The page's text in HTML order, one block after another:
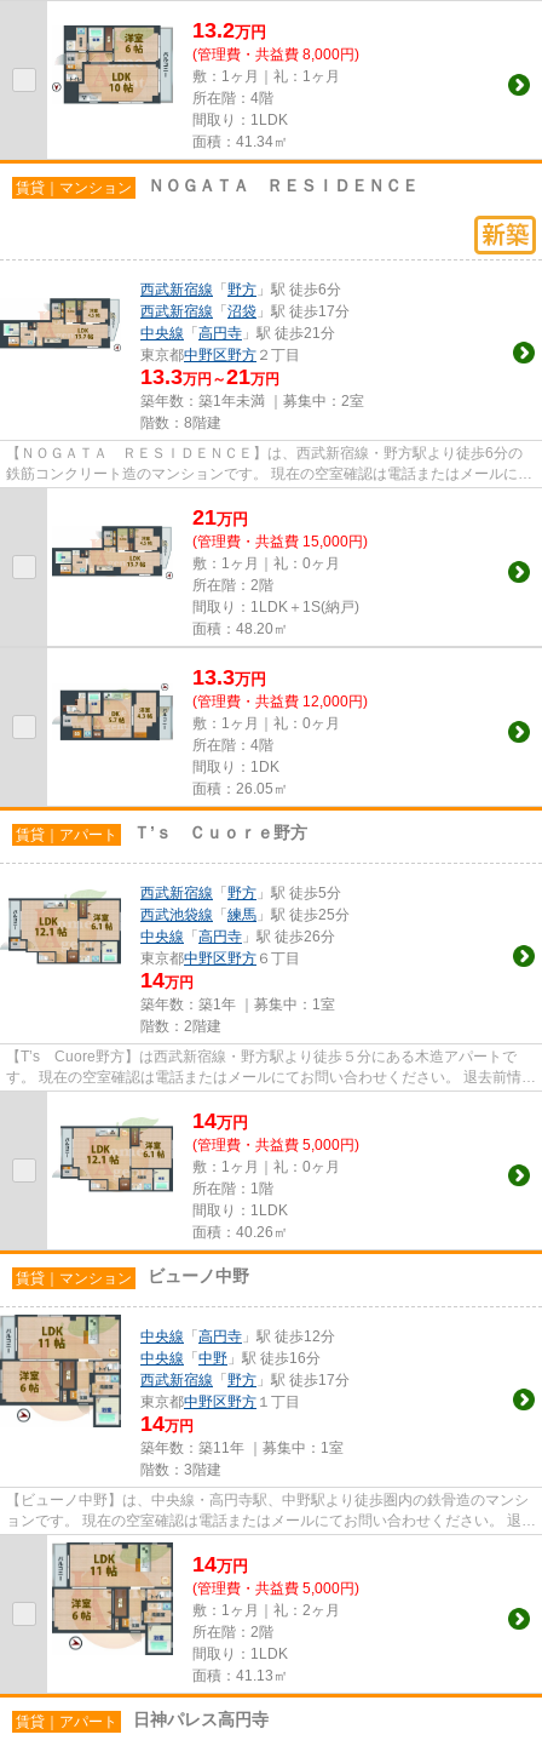
13.2万円
(管理費・共益費 8,000円)
敷：1ヶ月｜礼：1ヶ月
所在階：4階
間取り：1LDK
面積：41.34㎡
賃貸｜マンション ＮＯＧＡＴＡ ＲＥＳＩＤＥＮＣＥ
西武新宿線 「 野方 」駅 徒歩6分
西武新宿線 「 沼袋 」駅 徒歩17分
中央線 「 高円寺 」駅 徒歩21分
東京都中野区野方 ２丁目
13.3万円～21万円
築年数：築1年未満 ｜募集中： 2室
階数：8階建
【ＮＯＧＡＴＡ ＲＥＳＩＤＥＮＣＥ】は、西武新宿線・野方駅より徒歩6分の
鉄筋コンクリート造のマンションです。 現在の空室確認は電話またはメールにて
21万円
(管理費・共益費 15,000円)
敷：1ヶ月｜礼：0ヶ月
所在階：2階
間取り：1LDK＋1S(納戸)
面積：48.20㎡
13.3万円
(管理費・共益費 12,000円)
敷：1ヶ月｜礼：0ヶ月
所在階：4階
間取り：1DK
面積：26.05㎡
賃貸｜アパート Ｔ’ｓ Ｃｕｏｒｅ野方
西武新宿線 「 野方 」駅 徒歩5分
西武池袋線 「 練馬 」駅 徒歩25分
中央線 「 高円寺 」駅 徒歩26分
東京都中野区野方 ６丁目
14万円
築年数：築1年 ｜募集中： 1室
階数：2階建
【T’s Cuore野方】は西武新宿線・野方駅より徒歩５分にある木造アパートで
す。 現在の空室確認は電話またはメールにてお問い合わせください。 退去前情報
14万円
(管理費・共益費 5,000円)
敷：1ヶ月｜礼：0ヶ月
所在階：1階
間取り：1LDK
面積：40.26㎡
賃貸｜マンション ビューノ中野
中央線 「 高円寺 」駅 徒歩12分
中央線 「 中野 」駅 徒歩16分
西武新宿線 「 野方 」駅 徒歩17分
東京都中野区野方 １丁目
14万円
築年数：築11年 ｜募集中： 1室
階数：3階建
【ビューノ中野】は、中央線・高円寺駅、中野駅より徒歩圏内の鉄骨造のマンシ
ョンです。 現在の空室確認は電話またはメールにてお問い合わせください。 退去
前情報を含めきちんと確認...
14万円
(管理費・共益費 5,000円)
敷：1ヶ月｜礼：2ヶ月
所在階：2階
間取り：1LDK
面積：41.13㎡
賃貸｜アパート 日神パレス高円寺